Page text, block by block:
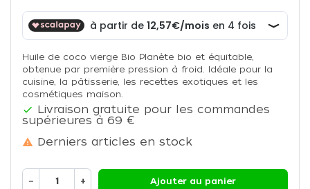
Huile de coco vierge Bio Planète bio et équitable,
obtenue par première pression à froid. Idéale pour la
cuisine, la pâtisserie, les recettes exotiques et les
cosmétiques maison.
 Livraison gratuite pour les commandes
supérieures à 69 €
 Derniers articles en stock
− + Ajouter au panier